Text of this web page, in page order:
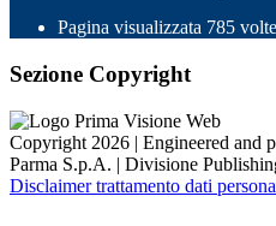
Pagina visualizzata 785 volte
Sezione Copyright
Copyright 2026 | Engineered and
Parma S.p.A. | Divisione
Disclaimer trattamento dati